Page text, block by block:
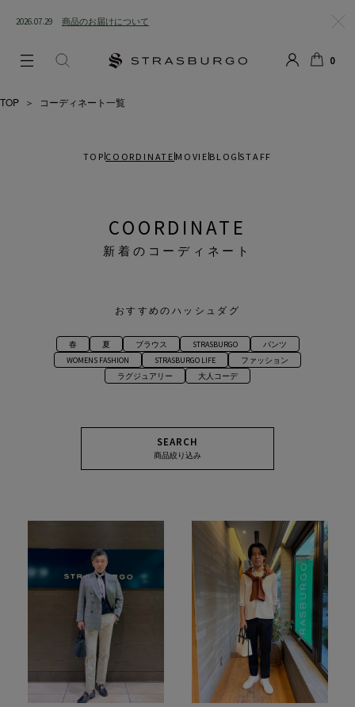
2026.07.29 商品のお届けについて
る
0
TOP ＞ コーディネート一覧
TOP COORDINATE MOVIE BLOG STAFF
COORDINATE
新着のコーディネート
おすすめのハッシュダグ
春 夏 ブラウス STRASBURGO
パンツ
WOMENS FASHION
STRASBURGO LIFE
ファッション
ラグジュアリー
大人コーデ
SEARCH
商品絞り込み